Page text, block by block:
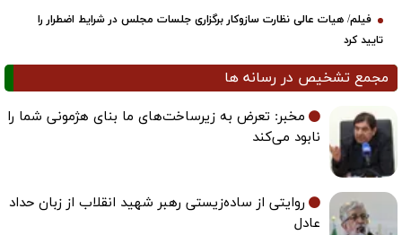
فیلم/ هیات عالی نظارت سازوکار برگزاری جلسات مجلس در شرایط اضطرار را
تایید کرد
مجمع تشخیص در رسانه ها
مخبر: تعرض به زیرساخت‌های ما بنای هژمونی شما را
نابود می‌کند
روایتی از ساده‌زیستی رهبر شهید انقلاب از زبان حداد
عادل